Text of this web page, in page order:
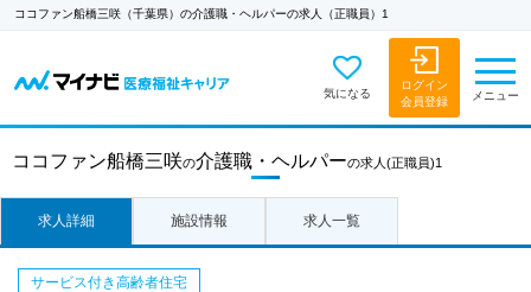
ココファン船橋三咲（千葉県）の介護職・ヘルパーの求人（正職員）1
気になる
ログイン
会員登録
メニュー
ココファン船橋三咲の介護職・ヘルパーの求人 (正職員)1
求人詳細 施設情報 求人一覧
サービス付き高齢者住宅